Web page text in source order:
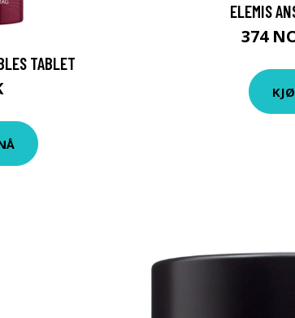
TABLET
ELEMIS
374